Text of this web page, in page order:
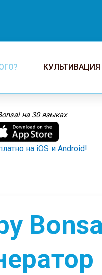
на 30 языках
на iOS и Android!